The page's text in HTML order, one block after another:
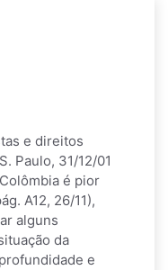
e direitos
Paulo, 31/12/01
é pior
A12, 26/11),
alguns
da
e